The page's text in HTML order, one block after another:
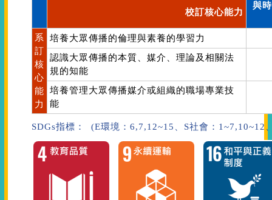
校訂核心能力
與
系
訂
核
心
能
力
培養大眾傳播的倫理與素養的學習力
認識大眾傳播的本質、媒介、理論及相關法
規的知能
培養管理大眾傳播媒介或組織的職場專業技
能
SDGs指標： (E環境：6,7,12~15、S社會：